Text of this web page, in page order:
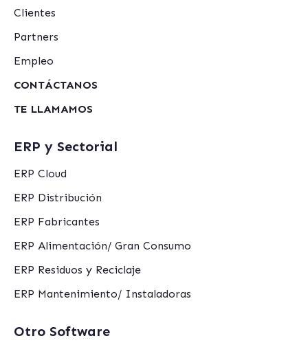
Clientes
Partners
Empleo
CONTÁCTANOS
TE LLAMAMOS
ERP y Sectorial
ERP Cloud
ERP Distribución
ERP Fabricantes
ERP Alimentación/ Gran Consumo
ERP Residuos y Reciclaje
ERP Mantenimiento/ Instaladoras
Otro Software